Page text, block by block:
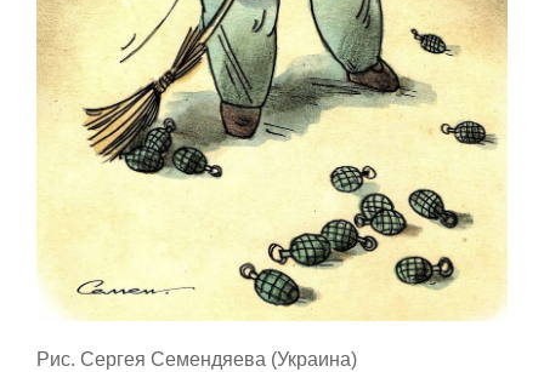
Рис. Сергея Семендяева (Украина)